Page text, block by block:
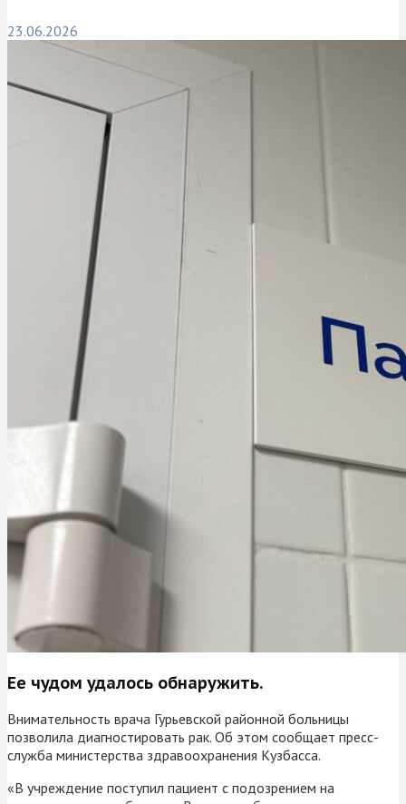
23.06.2026
Ее чудом удалось обнаружить.
Внимательность врача Гурьевской районной больницы
позволила диагностировать рак. Об этом сообщает пресс-
служба министерства здравоохранения Кузбасса.
«В учреждение поступил пациент с подозрением на